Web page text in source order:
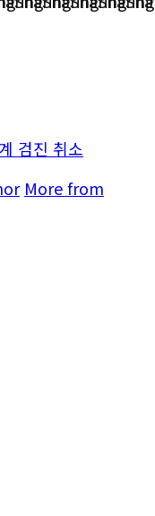
검진 취소
More from